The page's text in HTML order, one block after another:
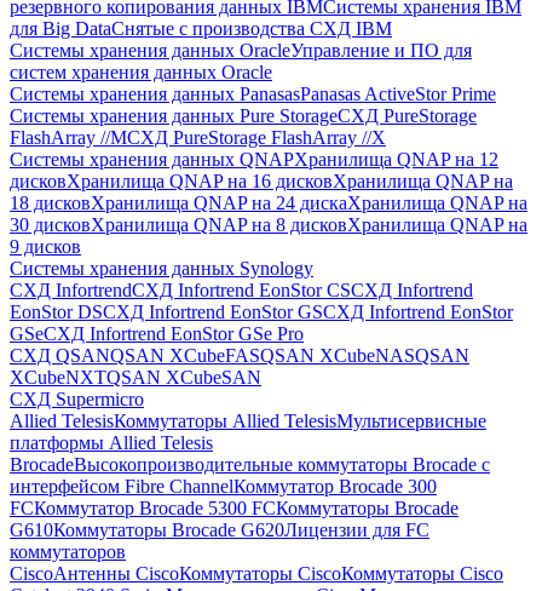
резервного копирования данных IBMСистемы хранения IBM
для Big DataСнятые с производства СХД IBM
Системы хранения данных OracleУправление и ПО для
систем хранения данных Oracle
Системы хранения данных PanasasPanasas ActiveStor Prime
Системы хранения данных Pure StorageСХД PureStorage
FlashArray //MСХД PureStorage FlashArray //X
Системы хранения данных QNAPХранилища QNAP на 12
дисковХранилища QNAP на 16 дисковХранилища QNAP на
18 дисковХранилища QNAP на 24 дискаХранилища QNAP на
30 дисковХранилища QNAP на 8 дисковХранилища QNAP на
9 дисков
Системы хранения данных Synology
СХД InfortrendСХД Infortrend EonStor CSСХД Infortrend
EonStor DSСХД Infortrend EonStor GSСХД Infortrend EonStor
GSeСХД Infortrend EonStor GSe Pro
СХД QSANQSAN XCubeFASQSAN XCubeNASQSAN
XCubeNXTQSAN XCubeSAN
СХД Supermicro
Allied TelesisКоммутаторы Allied TelesisМультисервисные
платформы Allied Telesis
BrocadeВысокопроизводительные коммутаторы Brocade с
интерфейсом Fibre ChannelКоммутатор Brocade 300
FCКоммутатор Brocade 5300 FCКоммутаторы Brocade
G610Коммутаторы Brocade G620Лицензии для FC
коммутаторов
CiscoАнтенны CiscoКоммутаторы CiscoКоммутаторы Cisco